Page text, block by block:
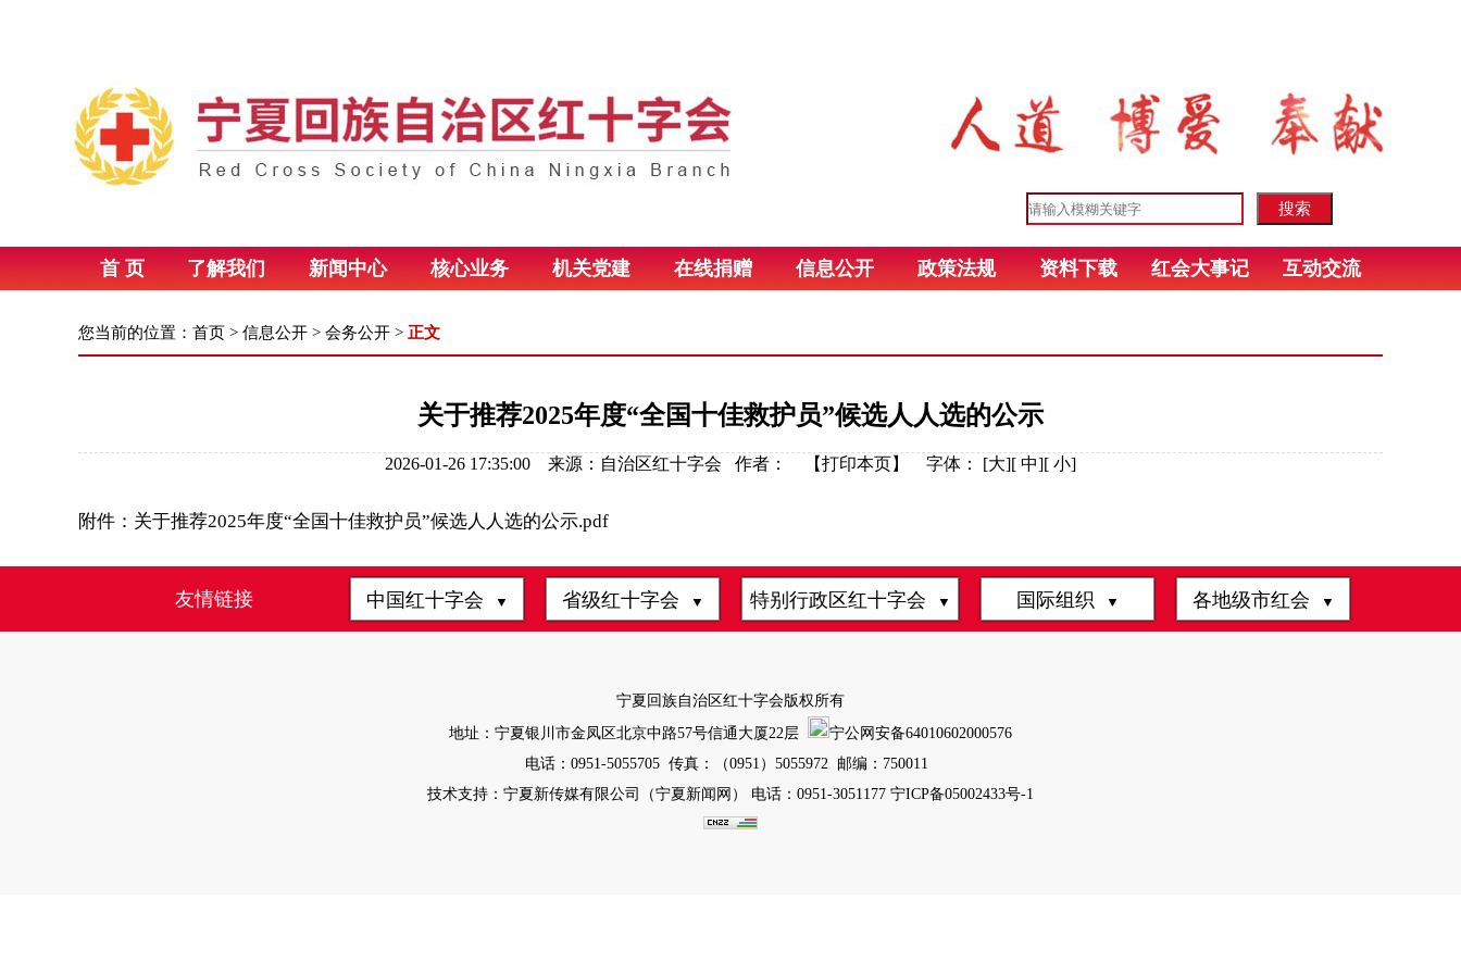
首 页 了解我们 新闻中心 核心业务 机关党建 在线捐赠 信息公开 政策法规 资料下载 红会大事记 互动交流
您当前的位置： 首页 > 信息公开 > 会务公开 > 正文
关于推荐2025年度“全国十佳救护员”候选人人选的公示
2026-01-26 17:35:00 来源：自治区红十字会 作者： 【打印本页】 字体： [大][ 中][ 小]
附件： 关于推荐2025年度“全国十佳救护员”候选人人选的公示.pdf
友情链接 中国红十字会 ▼ 省级红十字会 ▼ 特别行政区红十字会 ▼ 国际组织 ▼ 各地级市红会 ▼
宁夏回族自治区红十字会版权所有
地址：宁夏银川市金凤区北京中路57号信通大厦22层
宁公网安备64010602000576
电话：0951-5055705 传真：（0951）5055972 邮编：750011
技术支持：宁夏新传媒有限公司（宁夏新闻网） 电话：0951-3051177 宁ICP备05002433号-1